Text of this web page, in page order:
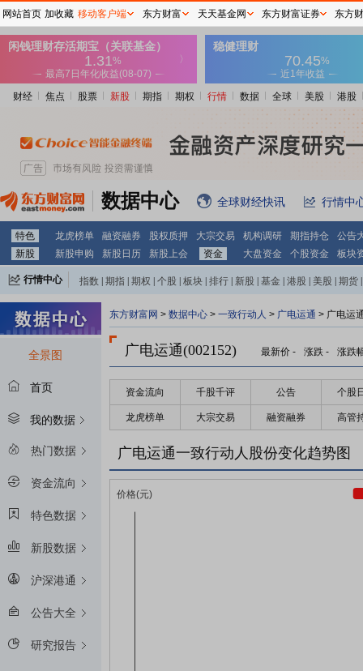
财经 焦点 股票 新股 期指 期权 行情 数据 全球 美股 港股
数据中心 全球财经快讯 行情中
特色 龙虎榜单 融资融券 股权质押 大宗交易 机构调研 期指持仓
公告
新股
新股申购 新股日历 新股上会 资金 大盘资金 个股资金 板块
行情中心 指数 期指 期权 个股 板块 排行 新股 基金 港股 美股 期货
全景图
首页
我的数据
热门数据
资金流向
特色数据
新股数据
沪深港通
公告大全
研究报告
东方财富网 > 数据中心 > 一致行动人 > 广电运通 > 广电运
广电运通(002152) 最新价 - 涨跌 - 涨跌
资金流向 千股千评 公告 个股
龙虎榜单 大宗交易 融资融券 高管
广电运通一致行动人股份变化趋势图
网站首页 加收藏 移动客户端 东方财富 天天基金网 东方财富证券 东方